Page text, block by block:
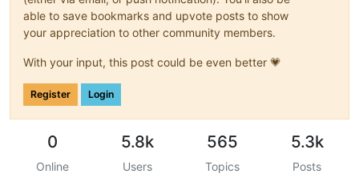
able to save bookmarks and upvote posts to show
your appreciation to other community members.
With your input, this post could be even better 💗
Register Login
0
Online
5.8k
Users
565
Topics
5.3k
Posts